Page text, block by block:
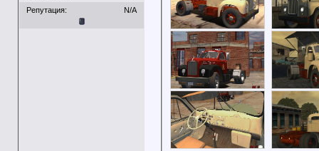
Репутация:
N/A